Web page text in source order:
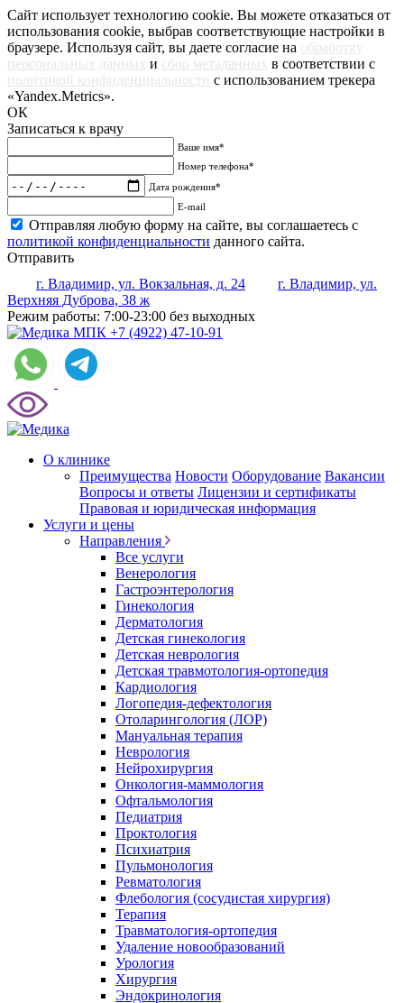
Сайт использует технологию cookie. Вы можете отказаться от
использования cookie, выбрав соответствующие настройки в
браузере. Используя сайт, вы даете согласие на обработку
персональных данных и сбор метаданных в соответствии с
политикой конфиденциальности с использованием трекера
«Yandex.Metrics».
ОК
Записаться к врачу
Ваше имя*
Номер телефона*
Дата рождения*
E-mail
Отправляя любую форму на сайте, вы соглашаетесь с
политикой конфиденциальности данного сайта.
Отправить
г. Владимир, ул. Вокзальная, д. 24
г. Владимир, ул.
Верхняя Дуброва, 38 ж
Режим работы: 7:00-23:00 без выходных
+7 (4922) 47-10-91
О клинике
Преимущества Новости Оборудование Вакансии
Вопросы и ответы Лицензии и сертификаты
Правовая и юридическая информация
Услуги и цены
Направления
Все услуги
Венерология
Гастроэнтерология
Гинекология
Дерматология
Детская гинекология
Детская неврология
Детская травмотология-ортопедия
Кардиология
Логопедия-дефектология
Отоларингология (ЛОР)
Мануальная терапия
Неврология
Нейрохирургия
Онкология-маммология
Офтальмология
Педиатрия
Проктология
Психиатрия
Пульмонология
Ревматология
Флебология (сосудистая хирургия)
Терапия
Травматология-ортопедия
Удаление новообразований
Урология
Хирургия
Эндокринология